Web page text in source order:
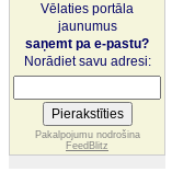
Vēlaties portāla
jaunumus
saņemt pa e-pastu?
Norādiet savu adresi:
Pakalpojumu nodrošina
FeedBlitz